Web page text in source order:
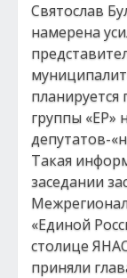
Святослав
намерена
планируется
группы «ЕР»
депутатов-
Такая
заседании
«Единой
столице
приняли